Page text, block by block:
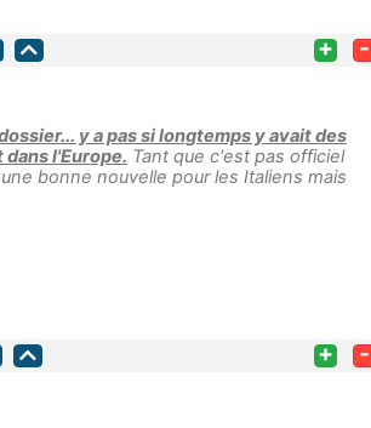
+ -
y a pas si longtemps y avait des
l'Europe. Tant que c'est pas officiel
bonne nouvelle pour les Italiens mais
+ -